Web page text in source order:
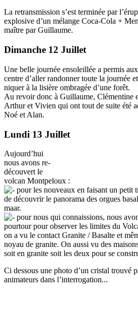
La retransmission s’est terminée par
explosive d’un mélange Coca-Cola +
maître par Guillaume.
Dimanche 12 Juillet
Une belle journée ensoleillée a permis
centre d’aller randonner toute la journée
niquer à la lisière ombragée d’une forêt.
Au revoir donc à Guillaume, Clémentine
Arthur et Vivien qui ont tout de suite été
Noé et Alan.
Lundi 13 Juillet
Aujourd’hui
nous avons re-
découvert le
volcan Montpeloux :
pour les nouveaux en faisant un petit
de découvrir le panorama des orgues
maar.
pour nous qui connaissions, nous
pourtour pour observer les limites du
on a vu le contact Granite / Basalte et
noyau de granite. On aussi vu des
soit en granite soit les deux pour se
Ci dessous une photo d’un cristal trouvé
animateurs dans l’interrogation...